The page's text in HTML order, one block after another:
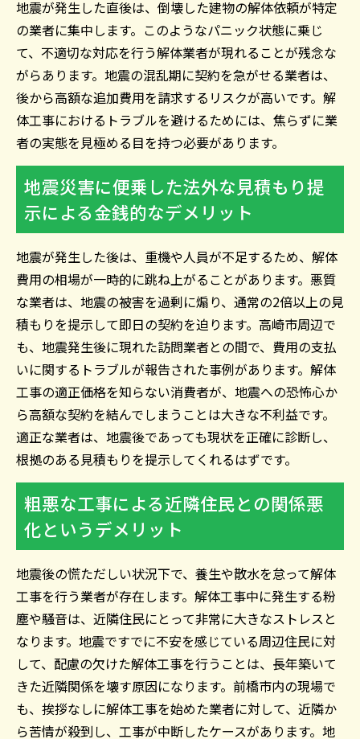
地震が発生した直後は、倒壊した建物の解体依頼が特定
の業者に集中します。このようなパニック状態に乗じ
て、不適切な対応を行う解体業者が現れることが残念な
がらあります。地震の混乱期に契約を急がせる業者は、
後から高額な追加費用を請求するリスクが高いです。解
体工事におけるトラブルを避けるためには、焦らずに業
者の実態を見極める目を持つ必要があります。
地震災害に便乗した法外な見積もり提
示による金銭的なデメリット
地震が発生した後は、重機や人員が不足するため、解体
費用の相場が一時的に跳ね上がることがあります。悪質
な業者は、地震の被害を過剰に煽り、通常の2倍以上の見
積もりを提示して即日の契約を迫ります。高崎市周辺で
も、地震発生後に現れた訪問業者との間で、費用の支払
いに関するトラブルが報告された事例があります。解体
工事の適正価格を知らない消費者が、地震への恐怖心か
ら高額な契約を結んでしまうことは大きな不利益です。
適正な業者は、地震後であっても現状を正確に診断し、
根拠のある見積もりを提示してくれるはずです。
粗悪な工事による近隣住民との関係悪
化というデメリット
地震後の慌ただしい状況下で、養生や散水を怠って解体
工事を行う業者が存在します。解体工事中に発生する粉
塵や騒音は、近隣住民にとって非常に大きなストレスと
なります。地震ですでに不安を感じている周辺住民に対
して、配慮の欠けた解体工事を行うことは、長年築いて
きた近隣関係を壊す原因になります。前橋市内の現場で
も、挨拶なしに解体工事を始めた業者に対して、近隣か
ら苦情が殺到し、工事が中断したケースがあります。地